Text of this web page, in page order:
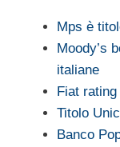
Mps è
Moody’s
italiane
Fiat
Titolo
Banco